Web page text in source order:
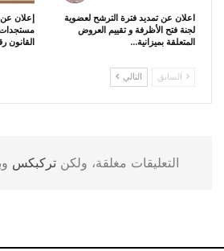
اعلان عن تمديد فترة الترشح لعضوية
لجنة فتح الأظرفة و تقييم العروض
المتعلقة بميزانية…
إعلان
مستجدات
القانون رقم
السابق التالي
التعليقات مغلقة، ولكنتركبكس